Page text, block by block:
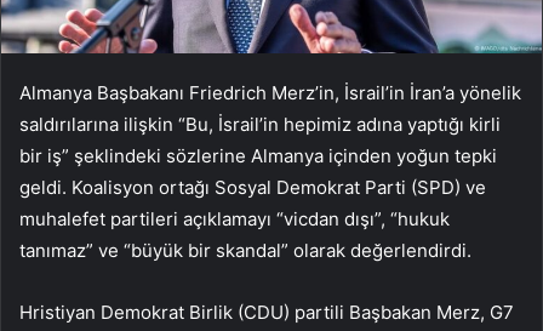
Almanya Başbakanı Friedrich Merz’in, İsrail’in İran’a yönelik
saldırılarına ilişkin “Bu, İsrail’in hepimiz adına yaptığı kirli
bir iş” şeklindeki sözlerine Almanya içinden yoğun tepki
geldi. Koalisyon ortağı Sosyal Demokrat Parti (SPD) ve
muhalefet partileri açıklamayı “vicdan dışı”, “hukuk
tanımaz” ve “büyük bir skandal” olarak değerlendirdi.
Hristiyan Demokrat Birlik (CDU) partili Başbakan Merz, G7